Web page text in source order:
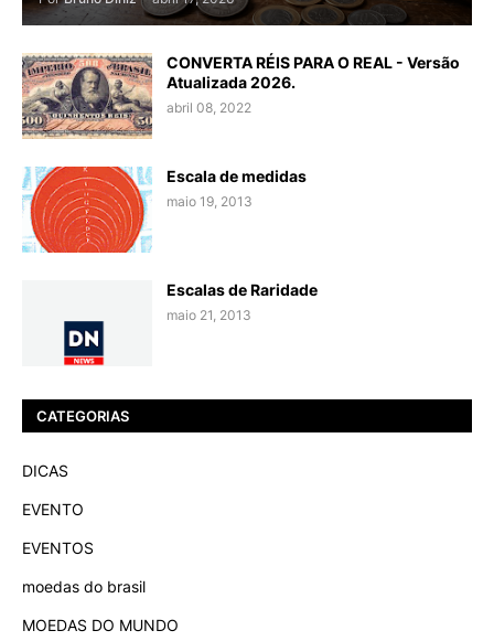
CONVERTA RÉIS PARA O REAL - Versão
Atualizada 2026.
abril 08, 2022
Escala de medidas
maio 19, 2013
Escalas de Raridade
maio 21, 2013
CATEGORIAS
DICAS
EVENTO
EVENTOS
moedas do brasil
MOEDAS DO MUNDO